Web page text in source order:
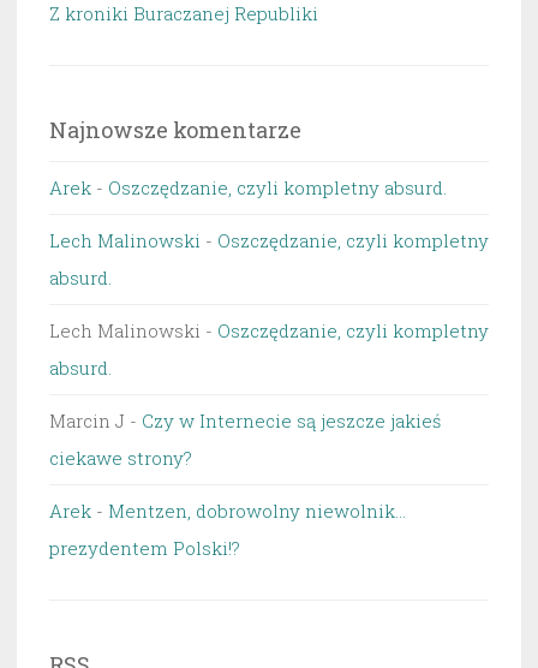
Z kroniki Buraczanej Republiki
Najnowsze komentarze
Arek - Oszczędzanie, czyli kompletny absurd.
Lech Malinowski - Oszczędzanie, czyli kompletny
absurd.
Lech Malinowski - Oszczędzanie, czyli kompletny
absurd.
Marcin J - Czy w Internecie są jeszcze jakieś
ciekawe strony?
Arek - Mentzen, dobrowolny niewolnik…
prezydentem Polski!?